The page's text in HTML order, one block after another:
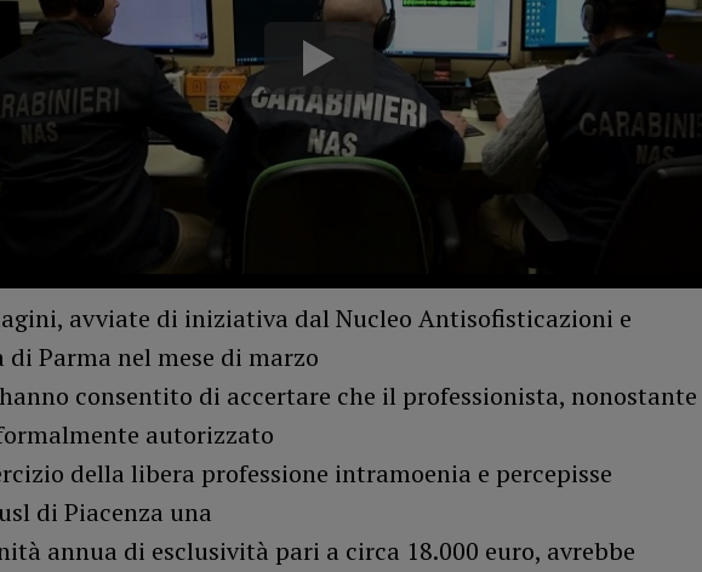
avviate di iniziativa dal Nucleo Antisofisticazioni e
di Parma nel mese di marzo
consentito di accertare che il professionista, nonostante
autorizzato
della libera professione intramoenia e percepisse
di Piacenza una
annua di esclusività pari a circa 18.000 euro, avrebbe